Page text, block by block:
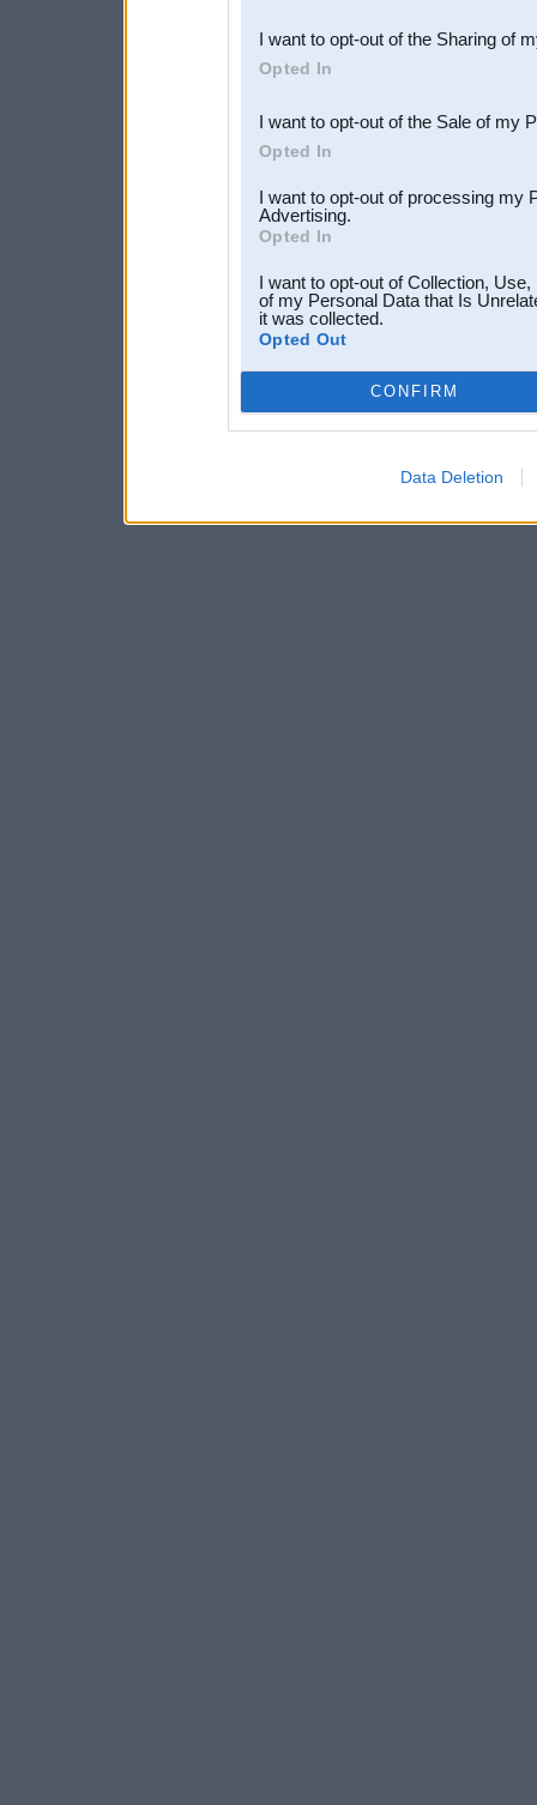
Downstream Participants
third parties.
I want to opt-out of the Sharing of
Opted In
I want to opt-out of the Sale of my
Opted In
I want to opt-out of processing my
Advertising.
Opted In
I want to opt-out of Collection,
of my Personal Data that Is
it was collected.
Opted Out
CONFIRM
Data Deletion